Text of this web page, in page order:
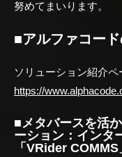
努めてまいります。
■アルファコー
ソリューション紹介ペ
https://
■メタバースを活
ーション：インタ
「VRider COMMS